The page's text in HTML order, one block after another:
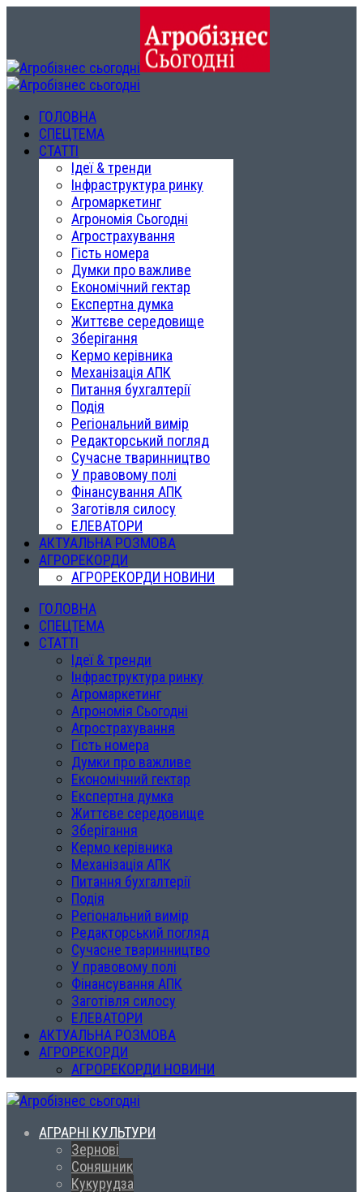
ГОЛОВНА
СПЕЦТЕМА
СТАТТІ
Ідеї & тренди
Інфраструктура ринку
Агромаркетинг
Агрономія Сьогодні
Агрострахування
Гість номера
Думки про важливе
Економічний гектар
Експертна думка
Життєве середовище
Зберігання
Кермо керівника
Механізація АПК
Питання бухгалтерії
Подія
Регіональний вимір
Редакторський погляд
Сучасне тваринництво
У правовому полі
Фінансування АПК
Заготівля силосу
ЕЛЕВАТОРИ
АКТУАЛЬНА РОЗМОВА
АГРОРЕКОРДИ
АГРОРЕКОРДИ НОВИНИ
ГОЛОВНА
СПЕЦТЕМА
СТАТТІ
Ідеї & тренди
Інфраструктура ринку
Агромаркетинг
Агрономія Сьогодні
Агрострахування
Гість номера
Думки про важливе
Економічний гектар
Експертна думка
Життєве середовище
Зберігання
Кермо керівника
Механізація АПК
Питання бухгалтерії
Подія
Регіональний вимір
Редакторський погляд
Сучасне тваринництво
У правовому полі
Фінансування АПК
Заготівля силосу
ЕЛЕВАТОРИ
АКТУАЛЬНА РОЗМОВА
АГРОРЕКОРДИ
АГРОРЕКОРДИ НОВИНИ
АГРАРНІ КУЛЬТУРИ
Зернові
Соняшник
Кукурудза